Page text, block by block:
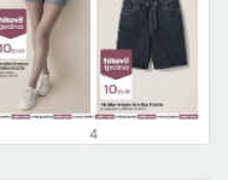
4